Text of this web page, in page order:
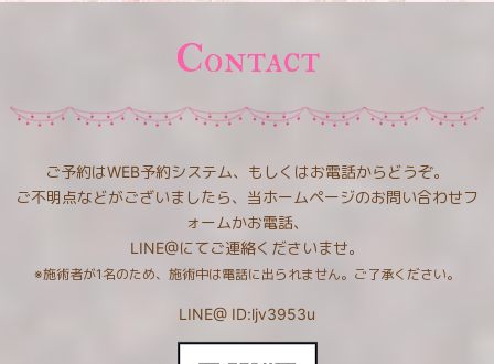
Contact
ご予約はWEB予約システム、もしくはお電話からどうぞ。
ご不明点などがございましたら、当ホームページのお問い合わせフ
ォームかお電話、
LINE@にてご連絡くださいませ。
※施術者が1名のため、施術中は電話に出られません。ご了承ください。
LINE@ ID:ljv3953u